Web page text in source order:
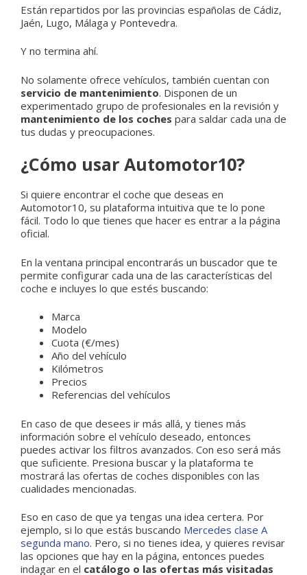
Están repartidos por las provincias españolas de Cádiz,
Jaén, Lugo, Málaga y Pontevedra.
Y no termina ahí.
No solamente ofrece vehículos, también cuentan con
servicio de mantenimiento. Disponen de un
experimentado grupo de profesionales en la revisión y
mantenimiento de los coches para saldar cada una de
tus dudas y preocupaciones.
¿Cómo usar Automotor10?
Si quiere encontrar el coche que deseas en
Automotor10, su plataforma intuitiva que te lo pone
fácil. Todo lo que tienes que hacer es entrar a la página
oficial.
En la ventana principal encontrarás un buscador que te
permite configurar cada una de las características del
coche e incluyes lo que estés buscando:
Marca
Modelo
Cuota (€/mes)
Año del vehículo
Kilómetros
Precios
Referencias del vehículos
En caso de que desees ir más allá, y tienes más
información sobre el vehículo deseado, entonces
puedes activar los filtros avanzados. Con eso será más
que suficiente. Presiona buscar y la plataforma te
mostrará las ofertas de coches disponibles con las
cualidades mencionadas.
Eso en caso de que ya tengas una idea certera. Por
ejemplo, si lo que estás buscando Mercedes clase A
segunda mano. Pero, si no tienes idea, y quieres revisar
las opciones que hay en la página, entonces puedes
indagar en el catálogo o las ofertas más visitadas